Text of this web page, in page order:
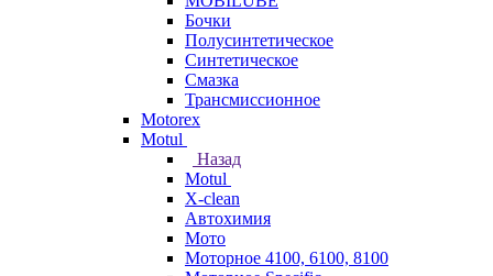
Бочки
Полусинтетическое
Синтетическое
Смазка
Трансмиссионное
Motorex
Motul
Назад
Motul
X-clean
Автохимия
Мото
Моторное 4100, 6100, 8100